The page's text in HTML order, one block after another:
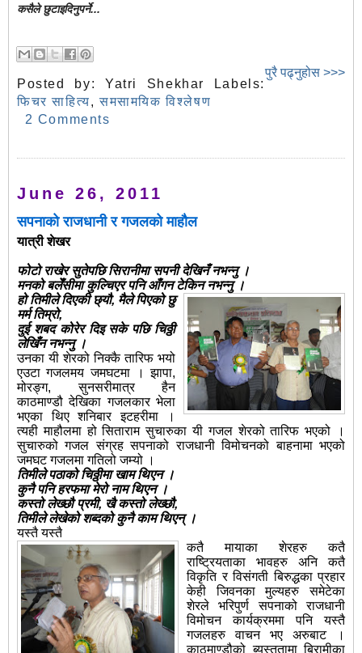
कसैले छुटाइदिनुपर्ने...
पुरै पढ्नुहोस >>>
Posted by: Yatri Shekhar
Labels:
फिचर साहित्य,समसामयिक विश्लेषण
2 Comments
June 26, 2011
सपनाको राजधानी र गजलको माहौल
यात्री शेखर
फोटो राखेर सुतेपछि सिरानीमा सपनी देखिनँ नभन्नु ।
मनको बलेँसीमा कुल्चिएर पनि आँगन टेकिन नभन्नु ।
हो तिमीले दिएकी छ्यौ, मैले पिएको छु
मर्म तिम्रो,
दुई शबद कोरेर दिइ सके पछि चिठ्ठी
लेखिँन नभन्नु ।
उनका यी शेरको निक्कै तारिफ भयो
एउटा गजलमय जमघटमा । झापा,
मोरङ्ग, सुनसरीमात्र हैन
काठमाण्डौ देखिका गजलकार भेला
भएका थिए शनिबार इटहरीमा ।
त्यही माहौलमा हो सिताराम सुचारुका यी गजल शेरको तारिफ भएको ।
सुचारुको गजल संग्रह सपनाको राजधानी विमोचनको बाहनामा भएको
जमघट गजलमा गतिलो जम्यो ।
तिमीले पठाको चिठ्ठीमा खाम थिएन ।
कुनै पनि हरफमामेरो नाम थिएन ।
कस्तो लेख्छौ प्रमी, खै कस्तो लेख्छौ,
तिमीले लेखेको शब्दको कुनै काम थिएन् ।
यस्तै यस्तै
कतै मायाका शेरहरु कतै
राष्ट्रियताका भावहरु अनि कतै
विकृति र विसंगती बिरुद्धका प्रहार
केही जिवनका मुल्यहरु समेटेका
शेरले भरिपुर्ण सपनाको राजधानी
विमोचन कार्यक्रममा पनि यस्तै
गजलहरु वाचन भए अरुबाट ।
काठमाण्डौको ब्यस्ततामा बिरामीका